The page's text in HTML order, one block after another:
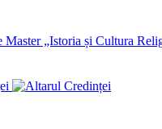
Master „Istoria și Cultura